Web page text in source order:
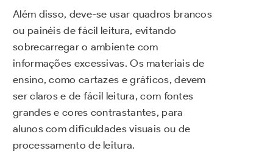
Além disso, deve-se usar quadros brancos
ou painéis de fácil leitura, evitando
sobrecarregar o ambiente com
informações excessivas. Os materiais de
ensino, como cartazes e gráficos, devem
ser claros e de fácil leitura, com fontes
grandes e cores contrastantes, para
alunos com dificuldades visuais ou de
processamento de leitura.